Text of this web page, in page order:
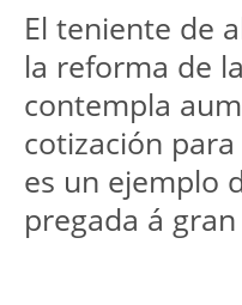
El teniente de
la reforma de
contempla
cotización
es un ejemplo
pregada á